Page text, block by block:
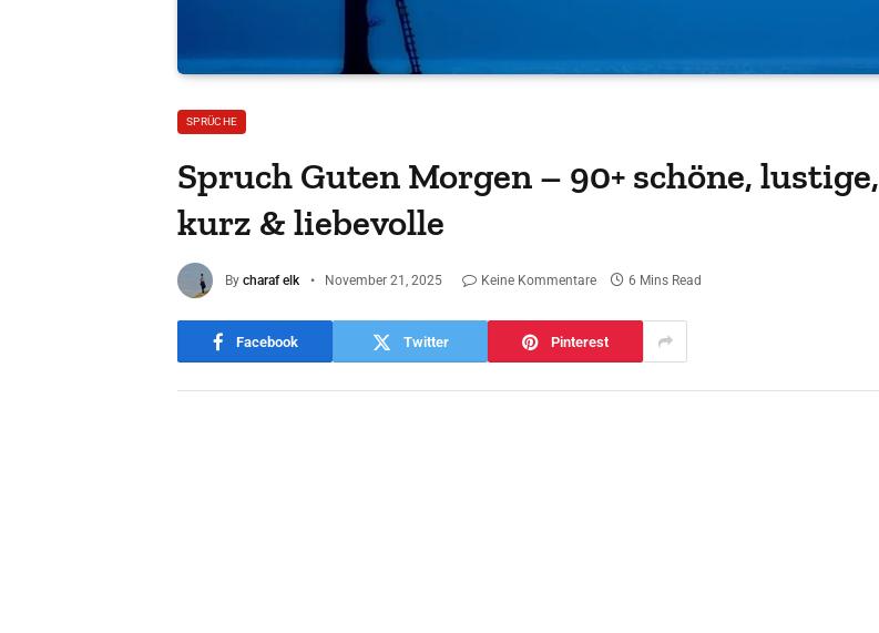
SPRÜCHE
Spruch Guten Morgen – 90+ schöne, lustige,
kurz & liebevolle
By charaf elk November 21, 2025 Keine Kommentare 6 Mins Read
Facebook Twitter Pinterest